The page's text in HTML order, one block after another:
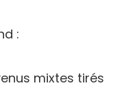
:
mixtes tirés